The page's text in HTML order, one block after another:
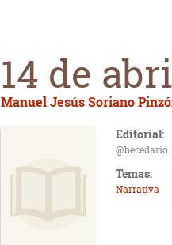
14 de
Manuel Jesús Soriano
Editorial:
@becedario
Temas:
Narrativa